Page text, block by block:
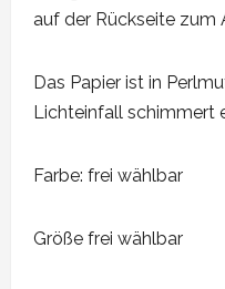
€14,00
auf der Rückseite zum
Das Papier ist in
Lichteinfall schimmert
Farbe: frei wählbar
Größe frei wählbar